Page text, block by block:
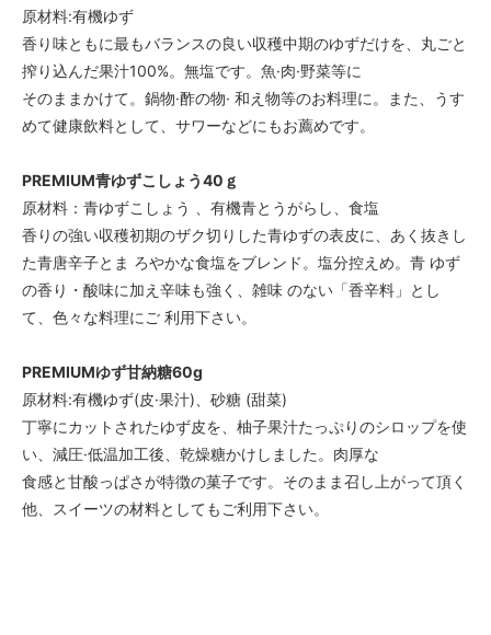
原材料:有機ゆず
香り味ともに最もバランスの良い収穫中期のゆずだけを、丸ごと
搾り込んだ果汁100%。無塩です。魚·肉·野菜等に
そのままかけて。鍋物·酢の物· 和え物等のお料理に。また、うす
めて健康飲料として、サワーなどにもお薦めです。
PREMIUM青ゆずこしょう40ｇ
原材料：青ゆずこしょう 、有機青とうがらし、食塩
香りの強い収穫初期のザク切りした青ゆずの表皮に、あく抜きし
た青唐辛子とま ろやかな食塩をブレンド。塩分控えめ。青 ゆず
の香り・酸味に加え辛味も強く、雑味 のない「香辛料」とし
て、色々な料理にご 利用下さい。
PREMIUMゆず甘納糖60g
原材料:有機ゆず(皮·果汁)、砂糖 (甜菜)
丁寧にカットされたゆず皮を、柚子果汁たっぷりのシロップを使
い、減圧·低温加工後、乾燥糖かけしました。肉厚な
食感と甘酸っぱさが特徴の菓子です。そのまま召し上がって頂く
他、スイーツの材料としてもご利用下さい。